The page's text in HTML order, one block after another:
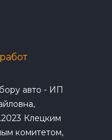
авто - ИП
Клецким
комитетом,